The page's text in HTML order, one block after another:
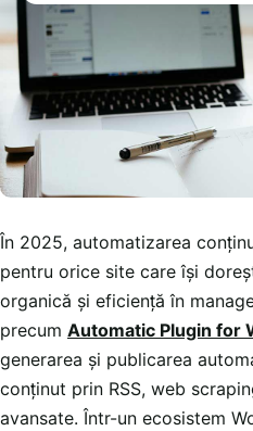
În 2025, automatizarea
pentru orice site care își
organică și eficiență în
precum Automatic Plugin for
generarea și publicarea
conținut prin RSS, web
avansate. Într-un ecosistem